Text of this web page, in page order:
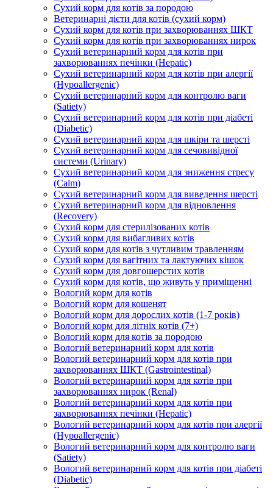
Сухий корм для котів за породою
Ветеринарні дієти для котів (сухий корм)
Сухий корм для котів при захворюваннях ШКТ
Сухий корм для котів при захворюваннях нирок
Сухий ветеринарний корм для котів при
захворюваннях печінки (Hepatic)
Сухий ветеринарний корм для котів при алергії
(Hypoallergenic)
Сухий ветеринарний корм для контролю ваги
(Satiety)
Сухий ветеринарний корм для котів при діабеті
(Diabetic)
Сухий ветеринарний корм для шкіри та шерсті
Сухий ветеринарний корм для сечовивідної
системи (Urinary)
Сухий ветеринарний корм для зниження стресу
(Calm)
Сухий ветеринарний корм для виведення шерсті
Сухий ветеринарний корм для відновлення
(Recovery)
Сухий корм для стерилізованих котів
Сухий корм для вибагливих котів
Сухий корм для котів з чутливим травленням
Сухий корм для вагітних та лактуючих кішок
Сухий корм для довгошерстих котів
Сухий корм для котів, що живуть у приміщенні
Вологий корм для котів
Вологий корм для кошенят
Вологий корм для дорослих котів (1-7 років)
Вологий корм для літніх котів (7+)
Вологий корм для котів за породою
Вологий ветеринарний корм для котів
Вологий ветеринарний корм для котів при
захворюваннях ШКТ (Gastrointestinal)
Вологий ветеринарний корм для котів при
захворюваннях нирок (Renal)
Вологий ветеринарний корм для котів при
захворюваннях печінки (Hepatic)
Вологий ветеринарний корм для котів при алергії
(Hypoallergenic)
Вологий ветеринарний корм для контролю ваги
(Satiety)
Вологий ветеринарний корм для котів при діабеті
(Diabetic)